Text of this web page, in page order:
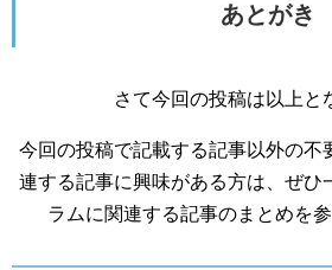
あとがき
さて今回の投稿は以上と
今回の投稿で記載する記事以外の不
連する記事に興味がある方は、ぜひ
ラムに関連する記事のまとめを